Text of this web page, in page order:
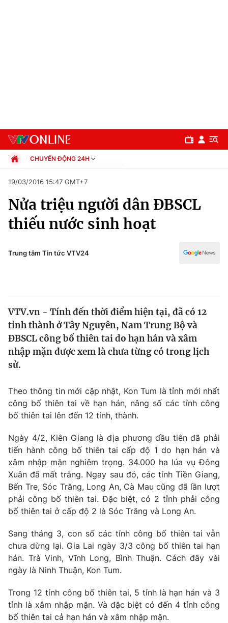
Chuyên mục
Chính trị
Xã hội
Y tế
Thế giới
Tin tức
Thế giới đó đây
Câu chuyện quốc tế
Tài chính
Thị trường
Góc doanh nghiệp
Dữ liệu và đời sống
Truyền hình
Phim VTV
Hậu trường
Nhân vật
Giải sao mai
Giải trí
Điện ảnh
Âm nhạc
Sao
Đời sống
Du lịch
Làm đẹp
Chất lượng cuộc sống
Tuyển sinh
Học trực tuyến
Công nghệ
Hitech Công nghệ tương lai
Sản phẩm
Thị trường
Lịch phát sóng
CHUYỂN ĐỘNG 24H
Xã hội
Pháp luật
Kinh tế
Thể thao
Văn hóa - Giải trí
Giáo dục
19/03/2016 15:47 GMT+7
Nửa triệu người dân ĐBSCL
thiếu nước sinh hoạt
Trung tâm Tin tức VTV24
VTV.vn - Tính đến thời điểm hiện tại, đã có 12
tỉnh thành ở Tây Nguyên, Nam Trung Bộ và
ĐBSCL công bố thiên tai do hạn hán và xâm
nhập mặn được xem là chưa từng có trong lịch
sử.
Theo thông tin mới cập nhật, Kon Tum là tỉnh mới nhất
công bố thiên tai về hạn hán, nâng số các tỉnh công
bố thiên tai lên đến 12 tỉnh, thành.
Ngày 4/2, Kiên Giang là địa phương đầu tiên đã phải
tiến hành công bố thiên tai cấp độ 1 do hạn hán và
xâm nhập mặn nghiêm trọng. 34.000 ha lúa vụ Đông
Xuân đã mất trắng. Ngay sau đó, các tỉnh Tiền Giang,
Bến Tre, Sóc Trăng, Long An, Cà Mau cũng đã lần lượt
phải công bố thiên tai. Đặc biệt, có 2 tỉnh phải công
bố thiên tai ở cấp độ 2 là Sóc Trăng và Long An.
Sang tháng 3, con số các tỉnh công bố thiên tai vẫn
chưa dừng lại. Gia Lai ngày 3/3 công bố thiên tai hạn
hán. Trà Vinh, Vĩnh Long, Bình Thuận. Cách đây vài
ngày là Ninh Thuận, Kon Tum.
Trong 12 tỉnh công bố thiên tai, 5 tỉnh là hạn hán và 3
tỉnh là xâm nhập mặn. Và đặc biệt có đến 4 tỉnh công
bố thiên tai cả hạn hán và xâm nhập mặn.